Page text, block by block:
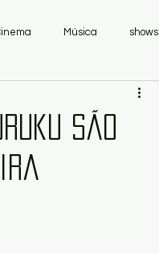
Música shows
são